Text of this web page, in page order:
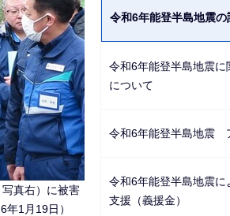
真右）に被害
1月19日）
令和6年能登半島地震の
令和6年能登半島地震に
について
令和6年能登半島地震
令和6年能登半島地震に
支援（義援金）